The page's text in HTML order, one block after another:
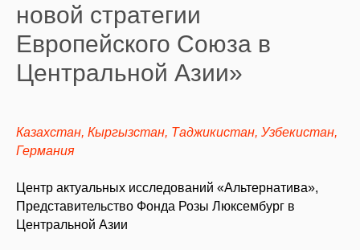
новой стратегии
Европейского Союза в
Центральной Азии»
Казахстан, Кыргызстан, Таджикистан, Узбекистан,
Германия
Центр актуальных исследований «Альтернатива»,
Представительство Фонда Розы Люксембург в
Центральной Азии